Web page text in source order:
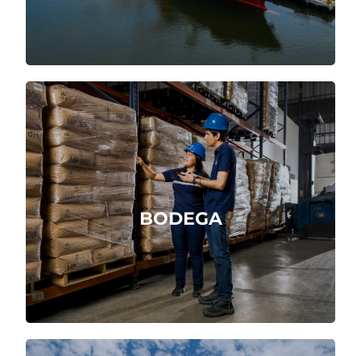
BODEGA
Recepción, almacenamiento y envío de
productos.
Cotizar Ahora